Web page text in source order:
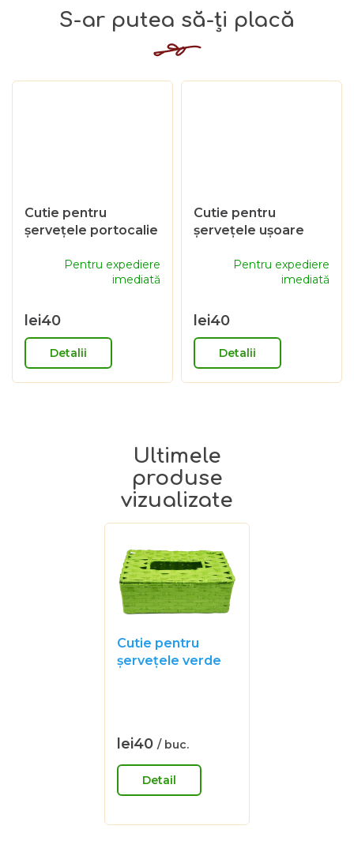
Cutie pentru
șervețele portocalie
Pentru expediere
imediată
lei40
Detalii
Cutie pentru
șervețele ușoare
Pentru expediere
imediată
lei40
Detalii
Cutie pentru
șervețele verde
produsului
0,0
lei40/ buc.
preţ:Detail